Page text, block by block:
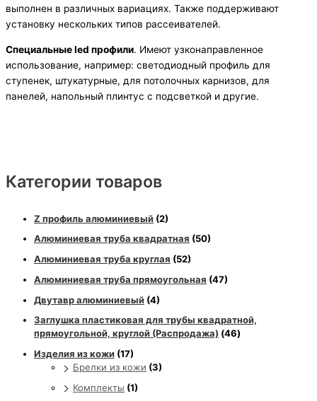
Категории товаров
Z профиль алюминиевый (2)
Алюминиевая труба квадратная (50)
Алюминиевая труба круглая (52)
Алюминиевая труба прямоугольная (47)
Двутавр алюминиевый (4)
Заглушка пластиковая для трубы квадратной,
прямоугольной, круглой (Распродажа) (46)
Изделия из кожи (17)
Брелки из кожи (3)
Комплекты (1)
выполнен в различных вариациях. Также поддерживают
установку нескольких типов рассеивателей.
Специальные led профили. Имеют узконаправленное
использование, например: светодиодный профиль для
ступенек, штукатурные, для потолочных карнизов, для
панелей, напольный плинтус с подсветкой и другие.